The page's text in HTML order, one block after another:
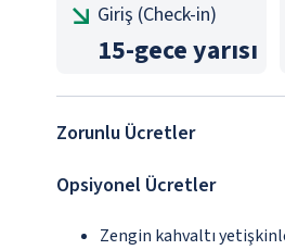
Giriş (Check-in)
15-gece yarısı
Zorunlu Ücretler
Opsiyonel Ücretler
Zengin kahvaltı